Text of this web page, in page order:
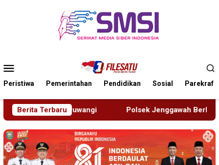
Mobile
Peristiwa Pemerintahan Pendidikan Sosial Parekraf
Berita Terbaru
Polsek Jenggawah Berhasil Ungkap Sindikat